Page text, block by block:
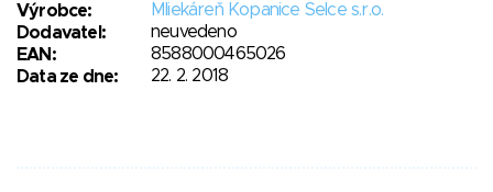
Výrobce:
Mliekáreň Kopanice Selce s.r.o.
Dodavatel:
neuvedeno
EAN:
8588000465026
Data ze dne:
22. 2. 2018